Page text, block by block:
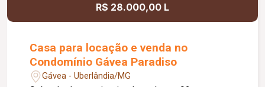
R$ 28.000,00 L
Casa para locação e venda no
Condomínio Gávea Paradiso
Gávea - Uberlândia/MG